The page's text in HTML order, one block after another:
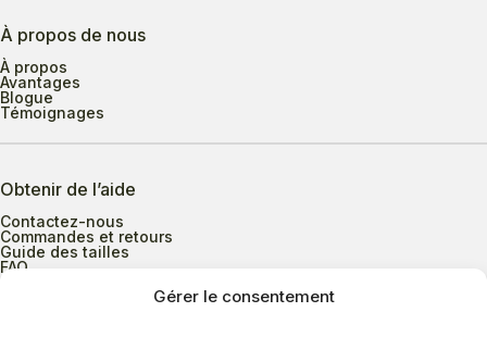
Gérer le consentement
À propos de nous
À propos
Avantages
Blogue
Témoignages
Obtenir de l’aide
Contactez-nous
Commandes et retours
Guide des tailles
FAQ